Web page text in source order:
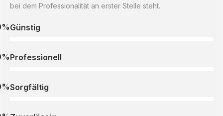
bei dem Professionalität an erster Stelle steht.
Günstig
Professionell
Sorgfältig